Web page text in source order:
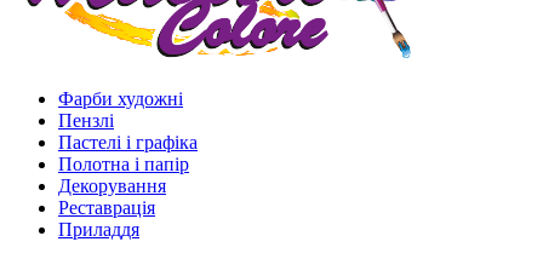
Фарби художні
Пензлі
Пастелі і графіка
Полотна і папір
Декорування
Реставрація
Приладдя